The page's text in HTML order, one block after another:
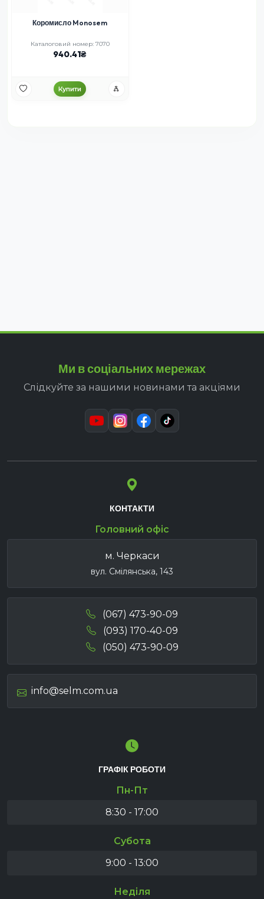
Коромисло Monosem
Каталоговий номер: 7070
940.41
Купити
Ми в соціальних мережах
Слідкуйте за нашими новинами та акціями
КОНТАКТИ
Головний офіс
м. Черкаси
вул. Смілянська, 143
(067) 473-90-09
(093) 170-40-09
(050) 473-90-09
info@selm.com.ua
ГРАФІК РОБОТИ
Пн-Пт
8:30 - 17:00
Субота
9:00 - 13:00
Неділя